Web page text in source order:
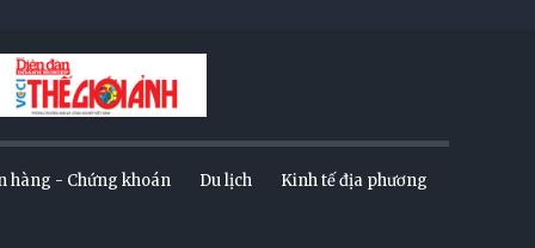
hàng - Chứng khoán Du lịch
Kinh tế địa phương